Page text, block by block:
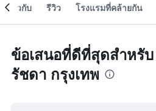
เกี่ยวกับ รีวิว โรงแรมที่คล้ายกัน
ข้อเสนอที่ดีที่สุดสำหรั
รัชดา กรุงเทพ